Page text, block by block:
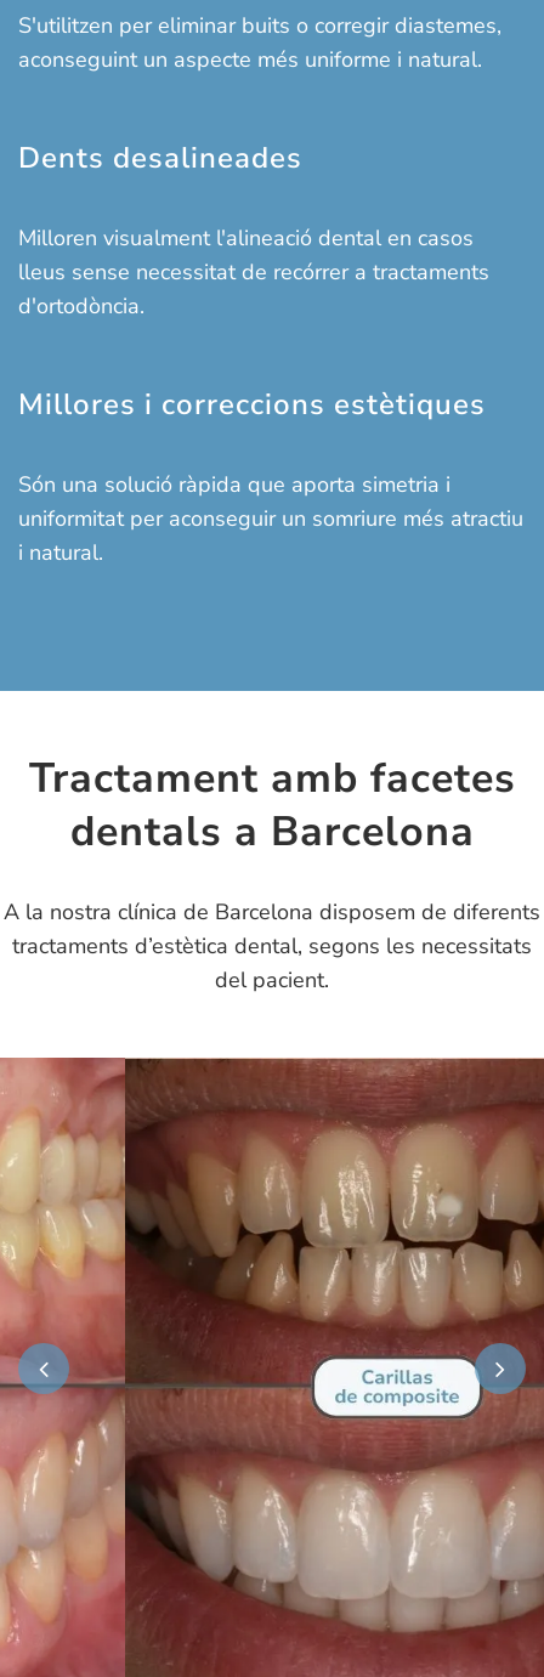
S'utilitzen per eliminar buits o corregir diastemes,
aconseguint un aspecte més uniforme i natural.
Dents desalineades
Milloren visualment l'alineació dental en casos
lleus sense necessitat de recórrer a tractaments
d'ortodòncia.
Millores i correccions estètiques
Són una solució ràpida que aporta simetria i
uniformitat per aconseguir un somriure més atractiu
i natural.
Tractament amb facetes
dentals a Barcelona
A la nostra clínica de Barcelona disposem de diferents
tractaments d’estètica dental, segons les necessitats
del pacient.